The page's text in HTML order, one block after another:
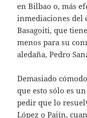
en Bilbao o, más
inmediaciones
Basagoiti, que
menos para su
aledaña, Pedro
Demasiado
que esto sólo es
pedir que lo
López o Pajín,